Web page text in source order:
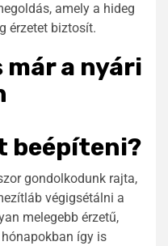
amely a hideg
érzetet biztosít.
már a nyári
beépíteni?
gondolkodunk rajta,
végigsétálni a
melegebb érzetű,
így is